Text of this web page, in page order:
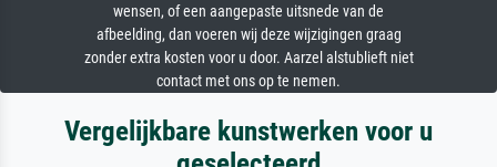
wensen, of een aangepaste uitsnede van de
afbeelding, dan voeren wij deze wijzigingen graag
zonder extra kosten voor u door. Aarzel alstublieft niet
contact met ons op te nemen.
Vergelijkbare kunstwerken voor u